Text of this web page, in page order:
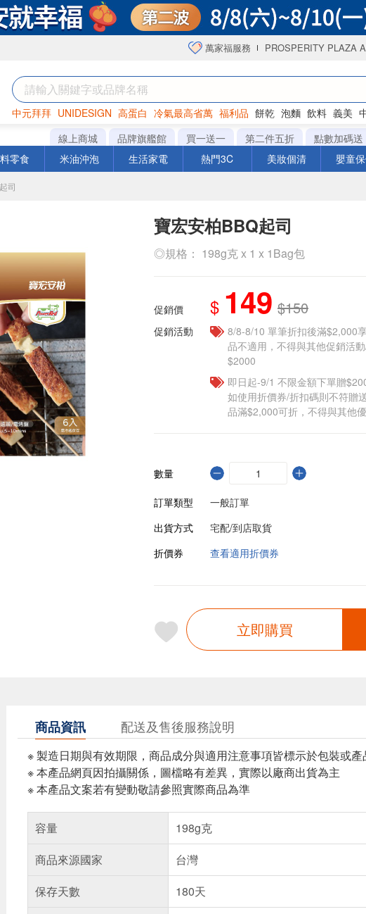
萬家福服務 PROSPERITY PLAZA
中元拜拜 UNIDESIGN 高蛋白 冷氣最高省萬 福利品 餅乾 泡麵 飲料 義美
巧克力 衛生紙 咖啡
線上商城 品牌旗艦館 買一送一 第二件五折 點數加碼送
零食 米油沖泡 生活家電 熱門3C 美妝個清 嬰童
司
寶宏安柏BBQ起司
◎規格： 198g克 x 1 x 1Bag包
促銷價 $ 149 $150
促銷活動
8/8-8/10 單筆折扣後滿$2,000
品不適用，不得與其他促銷活
$2000
即日起-9/1 不限金額下單贈
如使用折價券/折扣碼則不符贈
品滿$2,000可折，不得與其他
數量
訂單類型
一般訂單
出貨方式
宅配/到店取貨
折價券
查看適用折價券
立即購買
商品資訊 配送及售後服務說明
※ 製造日期與有效期限，商品成分與適用注意事項皆標示於包裝或產
※ 本產品網頁因拍攝關係，圖檔略有差異，實際以廠商出貨為主
※ 本產品文案若有變動敬請參照實際商品為準
容量
198g克
商品來源國家
台灣
保存天數
180天